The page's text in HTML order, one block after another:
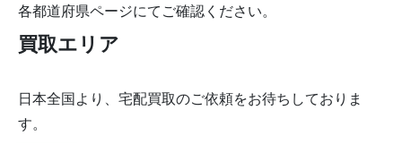
各都道府県ページにてご確認ください。
買取エリア
日本全国より、宅配買取のご依頼をお待ちしておりま
す。